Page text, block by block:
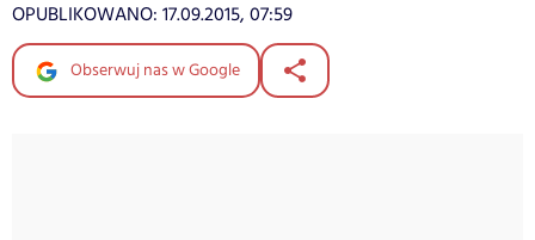
OPUBLIKOWANO: 17.09.2015, 07:59
Obserwuj nas w Google